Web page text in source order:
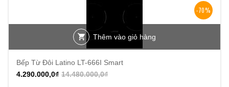
-70%
Thêm vào giỏ hàng
Bếp Từ Đôi Latino LT-666I Smart
14.480.000,0₫
4.290.000,0₫